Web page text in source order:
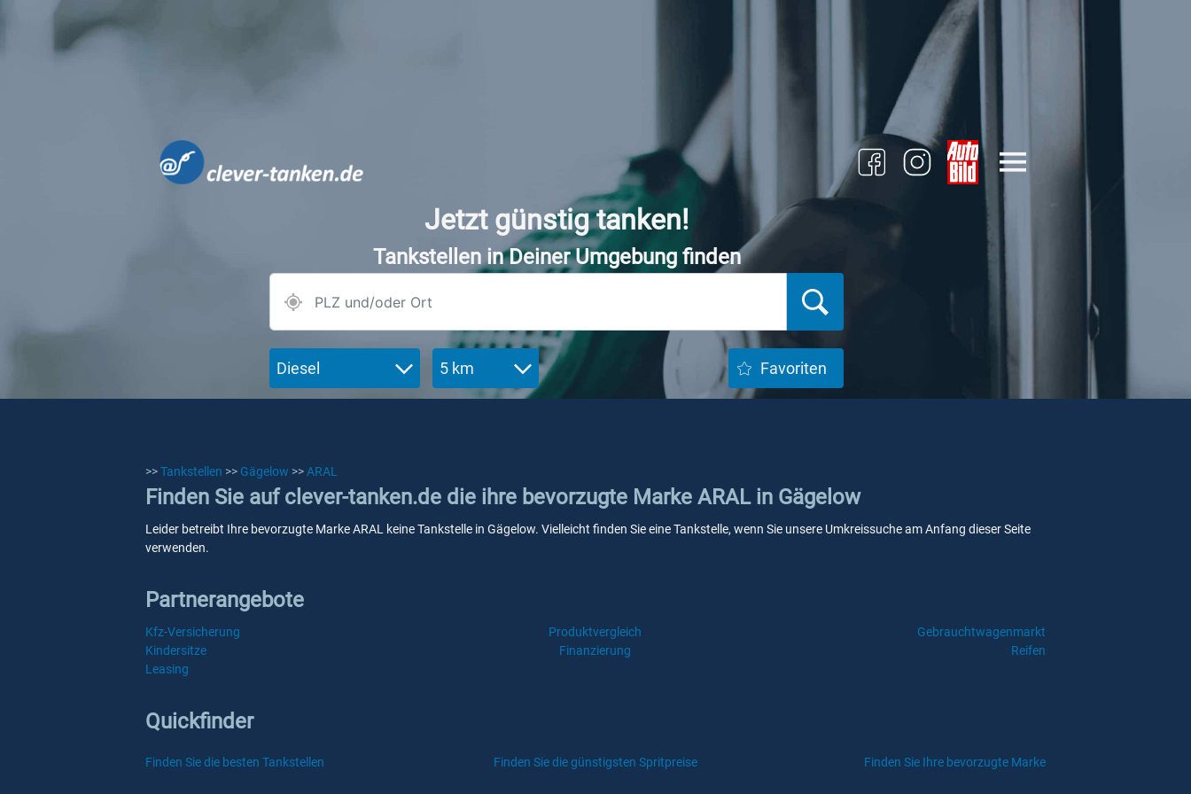
Jetzt günstig tanken!
Tankstellen in Deiner Umgebung finden
Diesel 5 km Favoriten
>>Tankstellen >> Gägelow >>ARAL
Finden Sie auf clever-tanken.de die ihre bevorzugte Marke ARAL in Gägelow
Leider betreibt Ihre bevorzugte Marke ARAL keine Tankstelle in Gägelow. Vielleicht finden Sie eine Tankstelle, wenn Sie unsere Umkreissuche am Anfang dieser Seite
verwenden.
Partnerangebote
Kfz-Versicherung Produktvergleich
Gebrauchtwagenmarkt
Kindersitze
Finanzierung
Reifen
Leasing
Quickfinder
Finden Sie die besten Tankstellen Finden Sie die günstigsten Spritpreise Finden Sie Ihre bevorzugte Marke